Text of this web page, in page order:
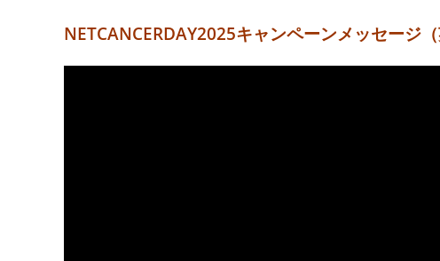
NETCANCERDAY2025キャンペーンメッセージ（